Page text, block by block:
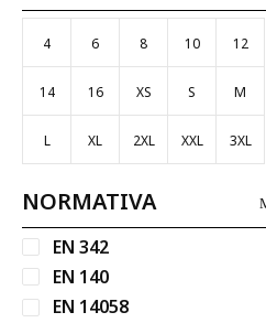
4 6 8 10 12
14 16 XS S M
L XL 2XL XXL 3XL
NORMATIVA
EN 342
EN 140
EN 14058